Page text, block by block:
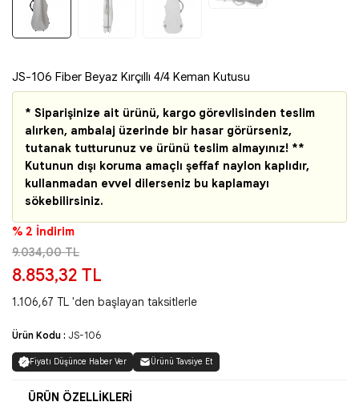
JS-106 Fiber Beyaz Kırçıllı 4/4 Keman Kutusu
* Siparişinize ait ürünü, kargo görevlisinden teslim
alırken, ambalaj üzerinde bir hasar görürseniz,
tutanak tutturunuz ve ürünü teslim almayınız! **
Kutunun dışı koruma amaçlı şeffaf naylon kaplıdır,
kullanmadan evvel dilerseniz bu kaplamayı
sökebilirsiniz.
% 2 İndirim
9.034,00 TL
8.853,32 TL
1.106,67 TL 'den başlayan taksitlerle
Ürün Kodu : JS-106
Fiyatı Düşünce Haber Ver Ürünü Tavsiye Et